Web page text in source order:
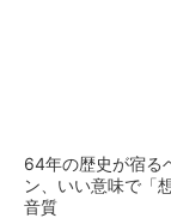
64年の歴史が宿る
ン、いい意味で「
音質